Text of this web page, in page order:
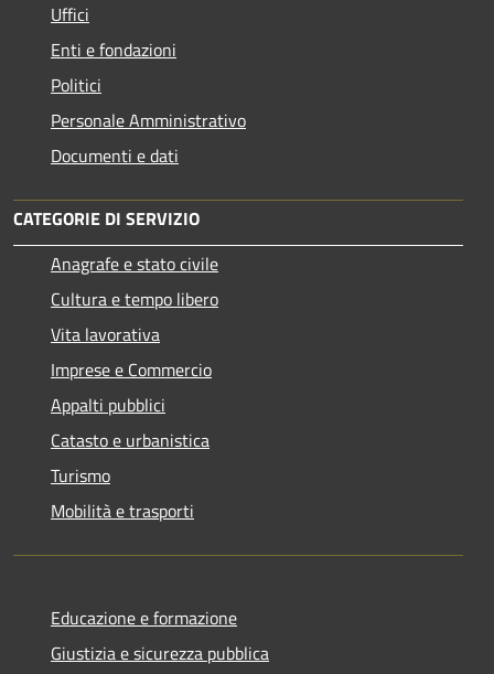
Uffici
Enti e fondazioni
Politici
Personale Amministrativo
Documenti e dati
CATEGORIE DI SERVIZIO
Anagrafe e stato civile
Cultura e tempo libero
Vita lavorativa
Imprese e Commercio
Appalti pubblici
Catasto e urbanistica
Turismo
Mobilità e trasporti
Educazione e formazione
Giustizia e sicurezza pubblica